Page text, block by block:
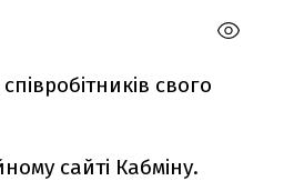
свого
сайті Кабміну.